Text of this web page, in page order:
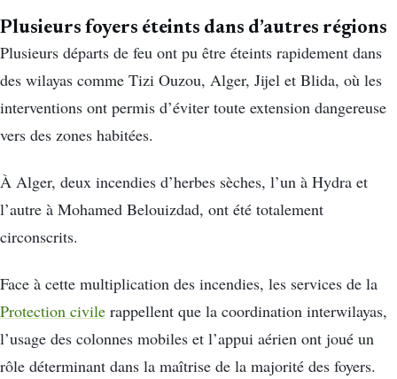
Plusieurs foyers éteints dans d’autres régions
Plusieurs départs de feu ont pu être éteints rapidement dans
des wilayas comme Tizi Ouzou, Alger, Jijel et Blida, où les
interventions ont permis d’éviter toute extension dangereuse
vers des zones habitées.
À Alger, deux incendies d’herbes sèches, l’un à Hydra et
l’autre à Mohamed Belouizdad, ont été totalement
circonscrits.
Face à cette multiplication des incendies, les services de la
Protection civile rappellent que la coordination interwilayas,
l’usage des colonnes mobiles et l’appui aérien ont joué un
rôle déterminant dans la maîtrise de la majorité des foyers.